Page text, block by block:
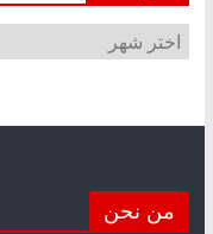
الأرشيف
من نحن